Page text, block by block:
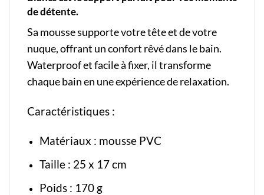
de détente.
Sa mousse supporte votre tête et de votre
nuque, offrant un confort rêvé dans le bain.
Waterproof et facile à fixer, il transforme
chaque bain en une expérience de relaxation.
Caractéristiques :
Matériaux : mousse PVC
Taille : 25 x 17 cm
Poids : 170 g